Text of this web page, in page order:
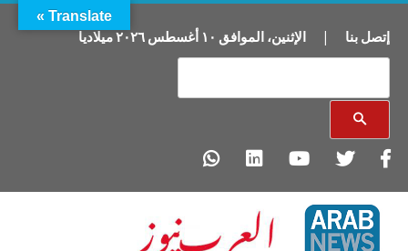
إتصل بنا | الإثنين، الموافق ١٠ أغسطس ٢٠٢٦ميلاديا
Translate »